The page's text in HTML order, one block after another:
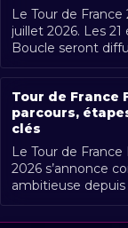
Le Tour de
juillet 2026. Les
Boucle seront
gratuitement en
Tour de France
parcours,
clés
Le Tour de
2026 s’annonce
ambitieuse depuis
l’épreuve.
[...]